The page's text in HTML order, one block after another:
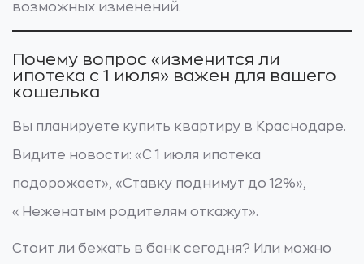
возможных изменений.
Почему вопрос «изменится ли
ипотека с 1 июля» важен для вашего
кошелька
Вы планируете купить квартиру в Краснодаре.
Видите новости: «С 1 июля ипотека
подорожает», «Ставку поднимут до 12%»,
«Неженатым родителям откажут».
Стоит ли бежать в банк сегодня? Или можно